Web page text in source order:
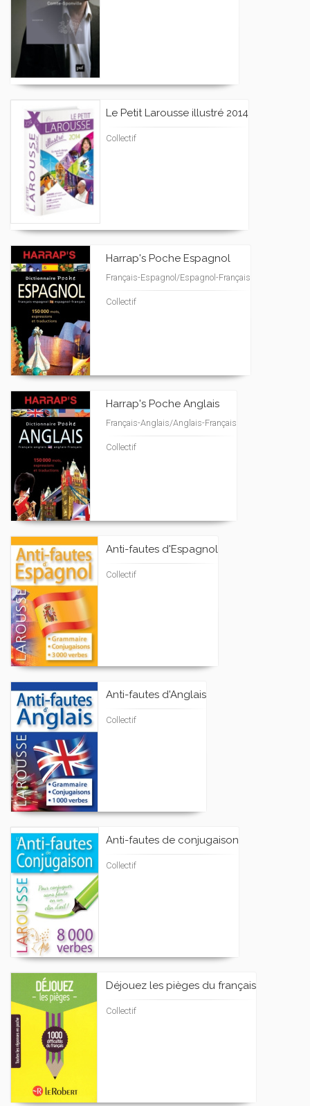
Le Petit Larousse illustré 2014
Collectif
Harrap's Poche Espagnol
Français-Espagnol/Espagnol-Français
Collectif
Harrap's Poche Anglais
Français-Anglais/Anglais-Français
Collectif
Anti-fautes d'Espagnol
Collectif
Anti-fautes d'Anglais
Collectif
Anti-fautes de conjugaison
Collectif
Déjouez les pièges du français
Collectif